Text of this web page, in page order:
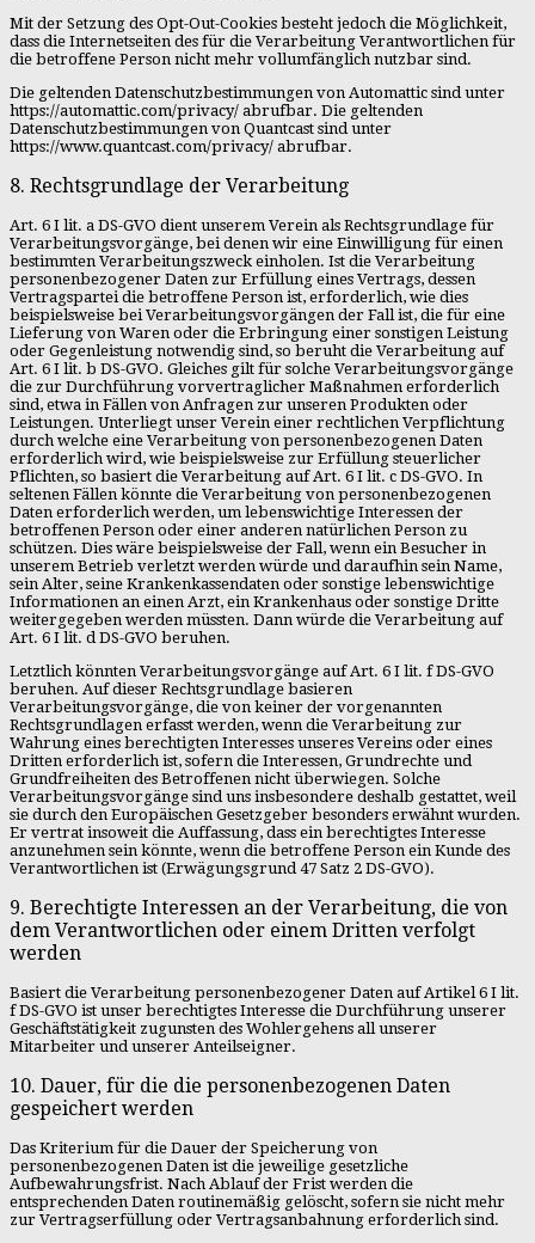
Mit der Setzung des Opt-Out-Cookies besteht jedoch die Möglichkeit,
dass die Internetseiten des für die Verarbeitung Verantwortlichen für
die betroffene Person nicht mehr vollumfänglich nutzbar sind.
Die geltenden Datenschutzbestimmungen von Automattic sind unter
https://automattic.com/privacy/ abrufbar. Die geltenden
Datenschutzbestimmungen von Quantcast sind unter
https://www.quantcast.com/privacy/ abrufbar.
8. Rechtsgrundlage der Verarbeitung
Art. 6 I lit. a DS-GVO dient unserem Verein als Rechtsgrundlage für
Verarbeitungsvorgänge, bei denen wir eine Einwilligung für einen
bestimmten Verarbeitungszweck einholen. Ist die Verarbeitung
personenbezogener Daten zur Erfüllung eines Vertrags, dessen
Vertragspartei die betroffene Person ist, erforderlich, wie dies
beispielsweise bei Verarbeitungsvorgängen der Fall ist, die für eine
Lieferung von Waren oder die Erbringung einer sonstigen Leistung
oder Gegenleistung notwendig sind, so beruht die Verarbeitung auf
Art. 6 I lit. b DS-GVO. Gleiches gilt für solche Verarbeitungsvorgänge
die zur Durchführung vorvertraglicher Maßnahmen erforderlich
sind, etwa in Fällen von Anfragen zur unseren Produkten oder
Leistungen. Unterliegt unser Verein einer rechtlichen Verpflichtung
durch welche eine Verarbeitung von personenbezogenen Daten
erforderlich wird, wie beispielsweise zur Erfüllung steuerlicher
Pflichten, so basiert die Verarbeitung auf Art. 6 I lit. c DS-GVO. In
seltenen Fällen könnte die Verarbeitung von personenbezogenen
Daten erforderlich werden, um lebenswichtige Interessen der
betroffenen Person oder einer anderen natürlichen Person zu
schützen. Dies wäre beispielsweise der Fall, wenn ein Besucher in
unserem Betrieb verletzt werden würde und daraufhin sein Name,
sein Alter, seine Krankenkassendaten oder sonstige lebenswichtige
Informationen an einen Arzt, ein Krankenhaus oder sonstige Dritte
weitergegeben werden müssten. Dann würde die Verarbeitung auf
Art. 6 I lit. d DS-GVO beruhen.
Letztlich könnten Verarbeitungsvorgänge auf Art. 6 I lit. f DS-GVO
beruhen. Auf dieser Rechtsgrundlage basieren
Verarbeitungsvorgänge, die von keiner der vorgenannten
Rechtsgrundlagen erfasst werden, wenn die Verarbeitung zur
Wahrung eines berechtigten Interesses unseres Vereins oder eines
Dritten erforderlich ist, sofern die Interessen, Grundrechte und
Grundfreiheiten des Betroffenen nicht überwiegen. Solche
Verarbeitungsvorgänge sind uns insbesondere deshalb gestattet, weil
sie durch den Europäischen Gesetzgeber besonders erwähnt wurden.
Er vertrat insoweit die Auffassung, dass ein berechtigtes Interesse
anzunehmen sein könnte, wenn die betroffene Person ein Kunde des
Verantwortlichen ist (Erwägungsgrund 47 Satz 2 DS-GVO).
9. Berechtigte Interessen an der Verarbeitung, die von
dem Verantwortlichen oder einem Dritten verfolgt
werden
Basiert die Verarbeitung personenbezogener Daten auf Artikel 6 I lit.
f DS-GVO ist unser berechtigtes Interesse die Durchführung unserer
Geschäftstätigkeit zugunsten des Wohlergehens all unserer
Mitarbeiter und unserer Anteilseigner.
10. Dauer, für die die personenbezogenen Daten
gespeichert werden
Das Kriterium für die Dauer der Speicherung von
personenbezogenen Daten ist die jeweilige gesetzliche
Aufbewahrungsfrist. Nach Ablauf der Frist werden die
entsprechenden Daten routinemäßig gelöscht, sofern sie nicht mehr
zur Vertragserfüllung oder Vertragsanbahnung erforderlich sind.